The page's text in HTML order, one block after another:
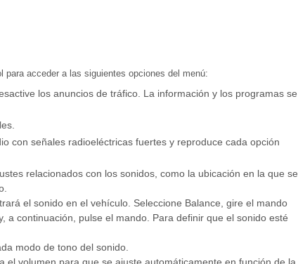
para acceder a las siguientes opciones del menú:
los anuncios de tráfico. La información y los programas se
con señales radioeléctricas fuertes y reproduce cada opción
relacionados con los sonidos, como la ubicación en la que se
el sonido en el vehículo. Seleccione Balance, gire el mando
a continuación, pulse el mando. Para definir que el sonido esté
modo de tono del sonido.
volumen para que se ajuste automáticamente en función de la